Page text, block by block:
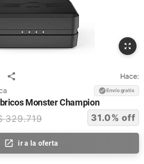
Hace:
Envío gratis
Monster Champion
329.719 31.0% off
ir a la oferta